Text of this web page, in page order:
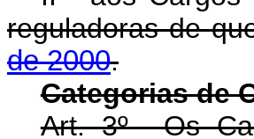
reguladoras de
de 2000.
Categorias de
Art. 3º Os